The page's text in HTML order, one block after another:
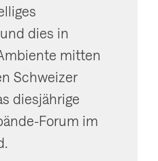
dies in
mitten
Schweizer
diesjährige
Forum im